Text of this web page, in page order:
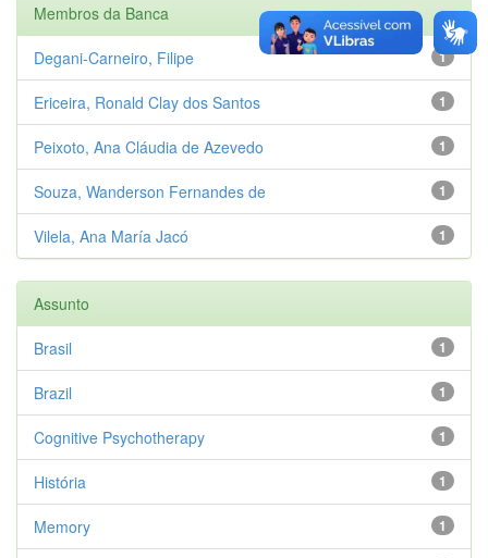
Membros da Banca
1
Degani-Carneiro, Filipe
1
Ericeira, Ronald Clay dos Santos
1
Peixoto, Ana Cláudia de Azevedo
1
Souza, Wanderson Fernandes de
1
Vilela, Ana María Jacó
Assunto
1
Brasil
1
Brazil
1
Cognitive Psychotherapy
1
História
1
Memory